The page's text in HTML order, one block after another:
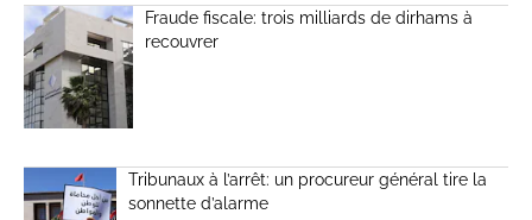
Fraude fiscale: trois milliards de dirhams à
recouvrer
Tribunaux à l’arrêt: un procureur général tire la
sonnette d’alarme